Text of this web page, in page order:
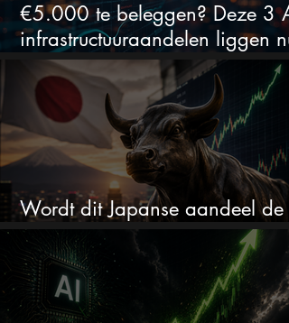
€5.000 te beleggen? Deze 3
infrastructuuraandelen liggen nu
in de uitverkoop
Wordt dit Japanse aandeel de
comeback kid van 2026?